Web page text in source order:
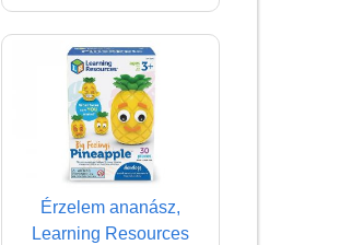
Érzelem ananász,
Learning Resources
Reklamáció és Elállás